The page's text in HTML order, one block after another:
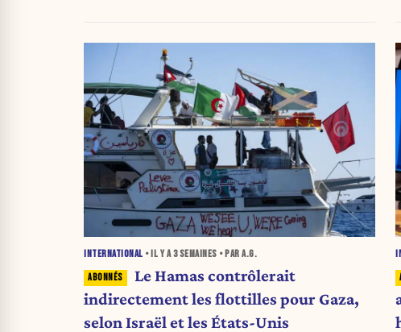
INTERNATIONAL • IL Y A3 SEMAINES • PAR A.G.
Le Hamas contrôlerait
indirectement les flottilles pour Gaza,
selon Israël et les États-Unis